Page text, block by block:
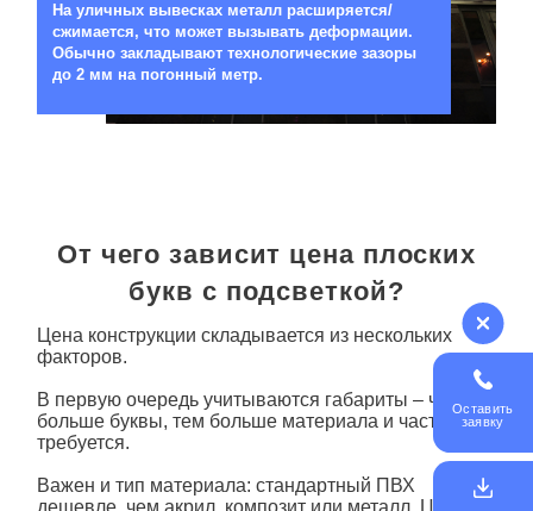
На уличных вывесках металл расширяется/
сжимается, что может вызывать деформации.
Обычно закладывают технологические зазоры
до 2 мм на погонный метр.
От чего зависит цена плоских
букв с подсветкой?
Цена конструкции складывается из нескольких
факторов.
В первую очередь учитываются габариты – чем
больше буквы, тем больше материала и частей
требуется.
Важен и тип материала: стандартный ПВХ
Оставить
заявку